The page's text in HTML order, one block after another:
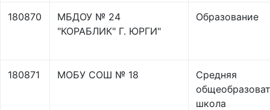
180870
МБДОУ № 24
"КОРАБЛИК" Г. ЮРГИ"
Образование
180871 МОБУ СОШ № 18
Средняя
школа